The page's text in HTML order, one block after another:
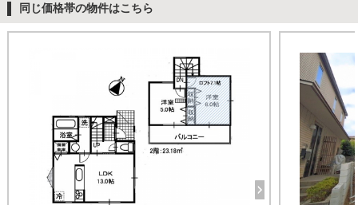
同じ価格帯の物件はこちら